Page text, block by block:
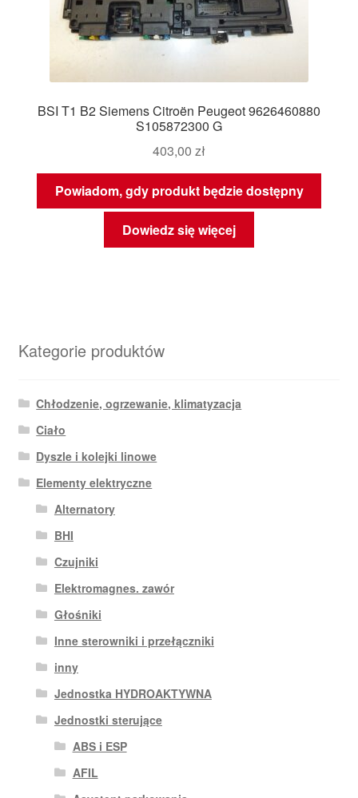
BSI T1 B2 Siemens Citroën Peugeot 9626460880
S105872300 G
403,00 zł
Powiadom, gdy produkt będzie dostępny
Dowiedz się więcej
Kategorie produktów
Chłodzenie, ogrzewanie, klimatyzacja
Ciało
Dyszle i kolejki linowe
Elementy elektryczne
Alternatory
BHI
Czujniki
Elektromagnes. zawór
Głośniki
Inne sterowniki i przełączniki
inny
Jednostka HYDROAKTYWNA
Jednostki sterujące
ABS i ESP
AFIL